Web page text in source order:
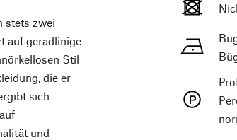
stets zwei
auf geradlinige
Stil
die er
sich
und